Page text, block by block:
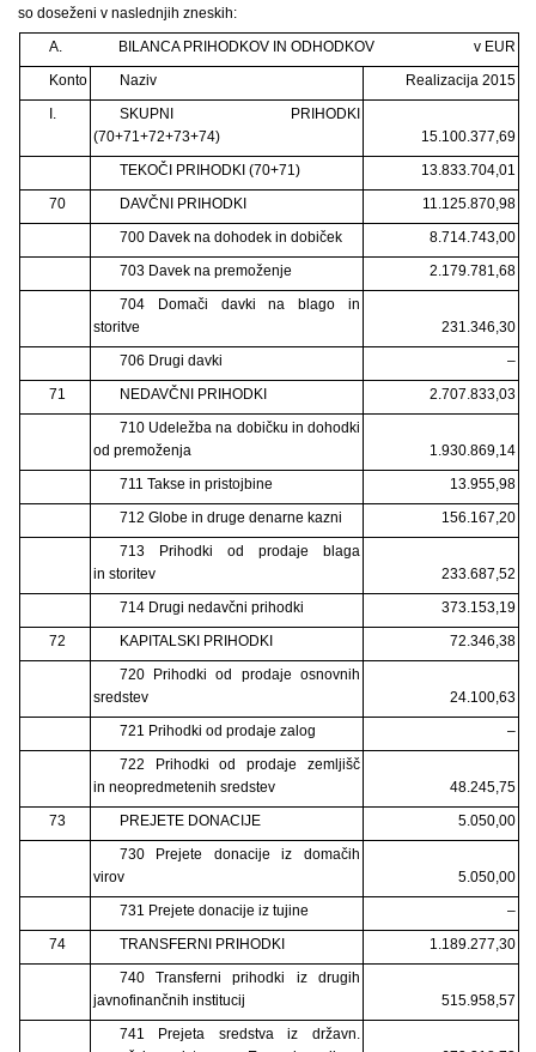
so doseženi v naslednjih zneskih:
A.
BILANCA PRIHODKOV IN ODHODKOV
v EUR
Konto
Naziv
Realizacija 2015
I.
SKUPNI PRIHODKI
(70+71+72+73+74)
15.100.377,69
TEKOČI PRIHODKI (70+71)
13.833.704,01
70
DAVČNI PRIHODKI
11.125.870,98
700 Davek na dohodek in dobiček
8.714.743,00
703 Davek na premoženje
2.179.781,68
704 Domači davki na blago in
storitve
231.346,30
706 Drugi davki
–
71
NEDAVČNI PRIHODKI
2.707.833,03
710 Udeležba na dobičku in dohodki
od premoženja
1.930.869,14
711 Takse in pristojbine
13.955,98
712 Globe in druge denarne kazni
156.167,20
713 Prihodki od prodaje blaga
in storitev
233.687,52
714 Drugi nedavčni prihodki
373.153,19
72
KAPITALSKI PRIHODKI
72.346,38
720 Prihodki od prodaje osnovnih
sredstev
24.100,63
721 Prihodki od prodaje zalog
–
722 Prihodki od prodaje zemljišč
in neopredmetenih sredstev
48.245,75
73
PREJETE DONACIJE
5.050,00
730 Prejete donacije iz domačih
virov
5.050,00
731 Prejete donacije iz tujine
–
74
TRANSFERNI PRIHODKI
1.189.277,30
740 Transferni prihodki iz drugih
javnofinančnih institucij
515.958,57
741 Prejeta sredstva iz državn.